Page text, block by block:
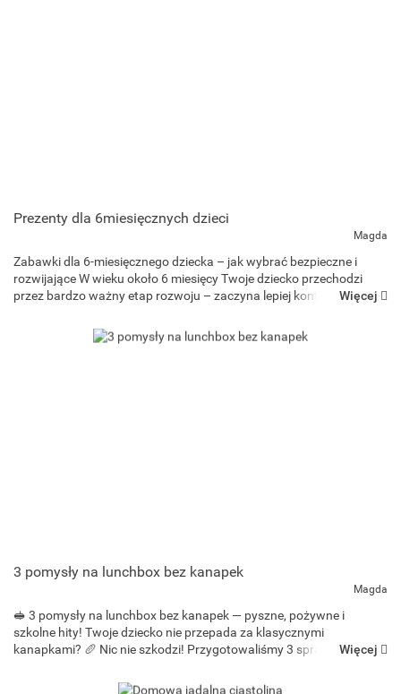
Prezenty dla 6miesięcznych dzieci
Magda
Zabawki dla 6-miesięcznego dziecka – jak wybrać bezpieczne i
rozwijające W wieku około 6 miesięcy Twoje dziecko przechodzi
przez bardzo ważny etap rozwoju – zaczyna lepiej kontrolować
Więcej
3 pomysły na lunchbox bez kanapek
Magda
🥪 3 pomysły na lunchbox bez kanapek — pyszne, pożywne i
szkolne hity! Twoje dziecko nie przepada za klasycznymi
kanapkami? 🥖 Nic nie szkodzi! Przygotowaliśmy 3 sprawdzone
Więcej